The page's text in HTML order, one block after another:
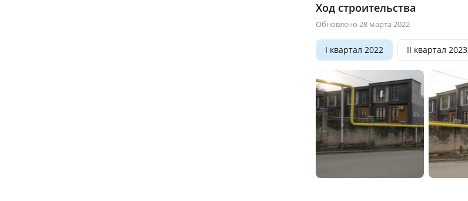
Ход строительства
Обновлено 28 марта 2022
I квартал 2022 II квартал 2023